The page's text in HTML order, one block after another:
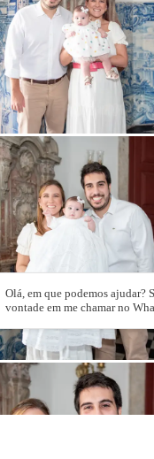
Olá, em que podemos ajudar?
vontade em me chamar no